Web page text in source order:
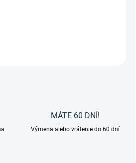
MÁTE 60 DNÍ!
Výmena alebo vrátenie do 60 dní